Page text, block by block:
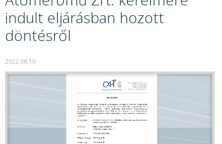
HIRDETMÉNYEK
BEMUTATKOZÁS
FELADATOK
JOGI SZABÁLYOZÁS, ÚTMUTATÓK
KIADVÁNYOK, JELENTÉSEK
NYOMTATVÁNYOK, SZOFTVEREK
indult eljárásban hozott
döntésről
2022.06.10